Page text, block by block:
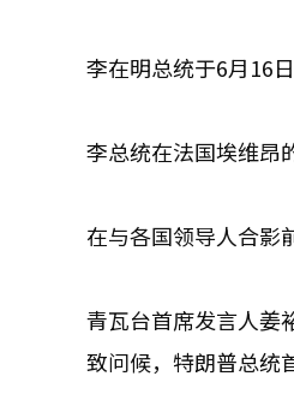
李在明总统于6月16
李总统在法国埃维昂
在与各国领导人合影
青瓦台首席发言人姜
致问候，特朗普总统